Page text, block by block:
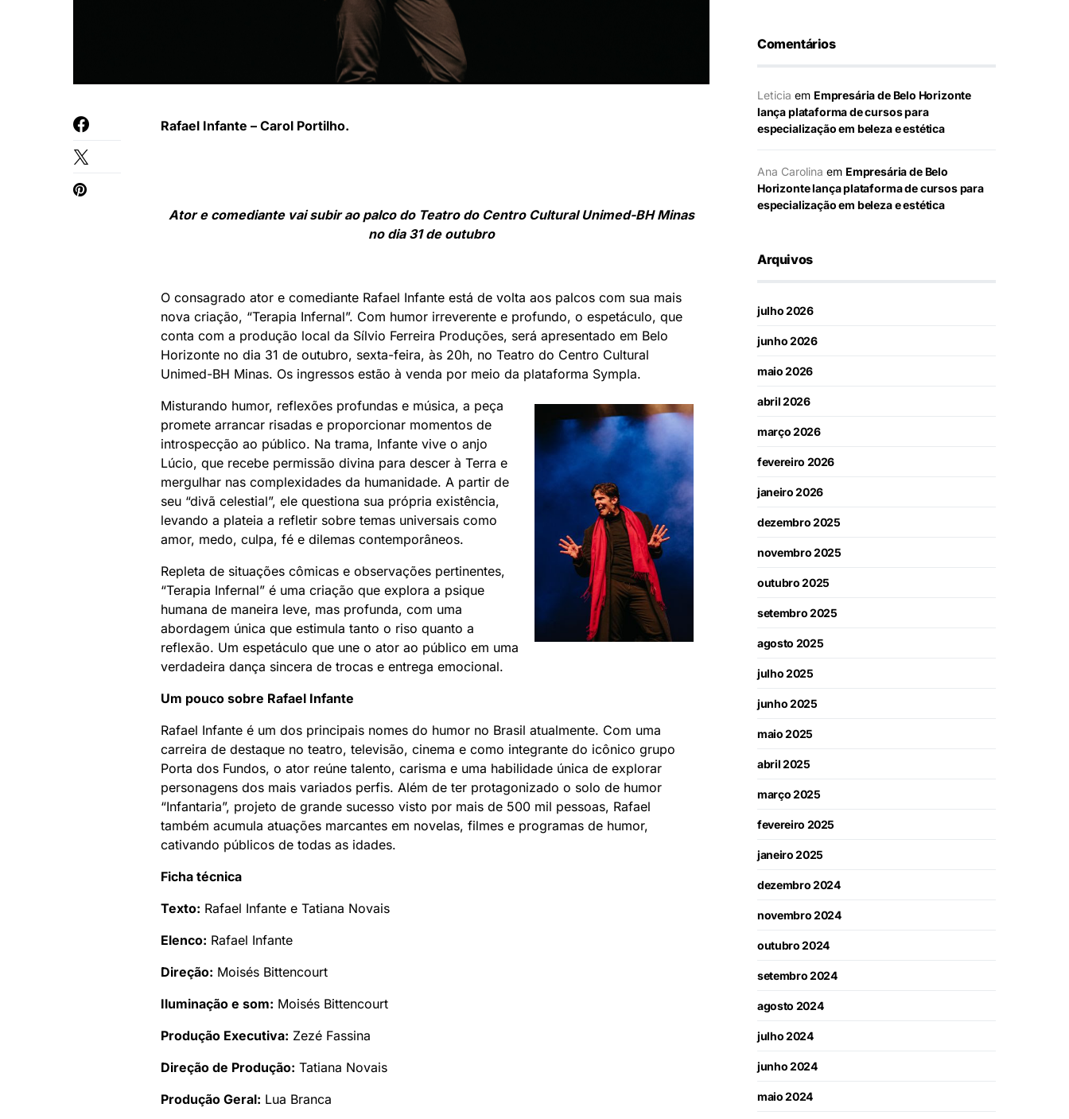
Rafael Infante – Carol Portilho.
Ator e comediante vai subir ao palco do Teatro do Centro Cultural Unimed-BH Minas
no dia 31 de outubro
O consagrado ator e comediante Rafael Infante está de volta aos palcos com sua mais
nova criação, “Terapia Infernal”. Com humor irreverente e profundo, o espetáculo, que
conta com a produção local da Sílvio Ferreira Produções, será apresentado em Belo
Horizonte no dia 31 de outubro, sexta-feira, às 20h, no Teatro do Centro Cultural
Unimed-BH Minas. Os ingressos estão à venda por meio da plataforma Sympla.
Misturando humor, reflexões profundas e música, a peça
promete arrancar risadas e proporcionar momentos de
introspecção ao público. Na trama, Infante vive o anjo
Lúcio, que recebe permissão divina para descer à Terra e
mergulhar nas complexidades da humanidade. A partir de
seu “divã celestial”, ele questiona sua própria existência,
levando a plateia a refletir sobre temas universais como
amor, medo, culpa, fé e dilemas contemporâneos.
Repleta de situações cômicas e observações pertinentes,
“Terapia Infernal” é uma criação que explora a psique
humana de maneira leve, mas profunda, com uma
abordagem única que estimula tanto o riso quanto a
reflexão. Um espetáculo que une o ator ao público em uma
verdadeira dança sincera de trocas e entrega emocional.
Um pouco sobre Rafael Infante
Rafael Infante é um dos principais nomes do humor no Brasil atualmente. Com uma
carreira de destaque no teatro, televisão, cinema e como integrante do icônico grupo
Porta dos Fundos, o ator reúne talento, carisma e uma habilidade única de explorar
personagens dos mais variados perfis. Além de ter protagonizado o solo de humor
“Infantaria”, projeto de grande sucesso visto por mais de 500 mil pessoas, Rafael
também acumula atuações marcantes em novelas, filmes e programas de humor,
cativando públicos de todas as idades.
Ficha técnica
Texto: Rafael Infante e Tatiana Novais
Elenco: Rafael Infante
Direção: Moisés Bittencourt
Iluminação e som: Moisés Bittencourt
Produção Executiva: Zezé Fassina
Direção de Produção: Tatiana Novais
Produção Geral: Lua Branca
Comentários
Leticia em Empresária de Belo Horizonte
lança plataforma de cursos para
especialização em beleza e estética
Ana Carolina em Empresária de Belo
Horizonte lança plataforma de cursos para
especialização em beleza e estética
Arquivos
julho 2026
junho 2026
maio 2026
abril 2026
março 2026
fevereiro 2026
janeiro 2026
dezembro 2025
novembro 2025
outubro 2025
setembro 2025
agosto 2025
julho 2025
junho 2025
maio 2025
abril 2025
março 2025
fevereiro 2025
janeiro 2025
dezembro 2024
novembro 2024
outubro 2024
setembro 2024
agosto 2024
julho 2024
junho 2024
maio 2024